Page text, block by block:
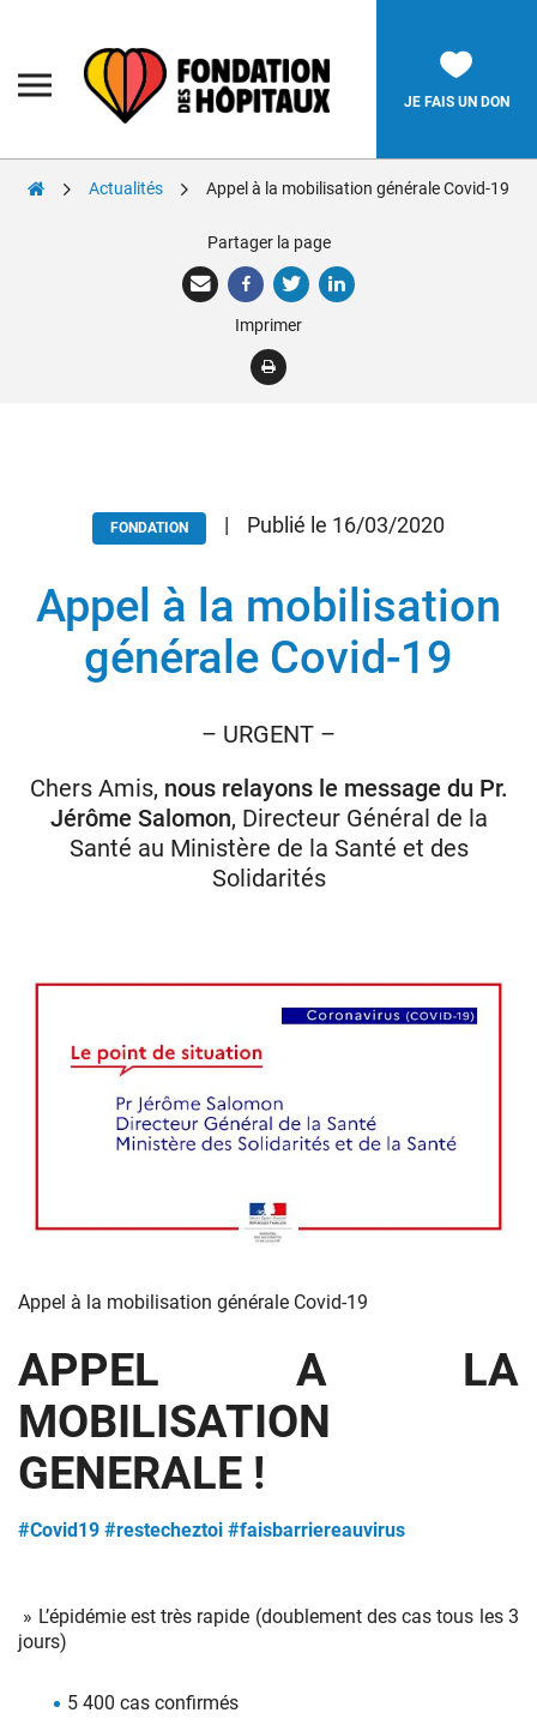
des
Hôpitaux
JE FAIS UN DON
Nous soutenir
Donateurs
Actualités Appel à la mobilisation générale Covid-19
Partager la page
Imprimer
FONDATION | Publié le 16/03/2020
Appel à la mobilisation
générale Covid-19
– URGENT –
Chers Amis, nous relayons le message du Pr.
Jérôme Salomon, Directeur Général de la
Santé au Ministère de la Santé et des
Solidarités
Appel à la mobilisation générale Covid-19
APPEL A LA
MOBILISATION
GENERALE !
#Covid19 #restecheztoi #faisbarriereauvirus
» L’épidémie est très rapide (doublement des cas tous les 3
jours)
5 400 cas confirmés